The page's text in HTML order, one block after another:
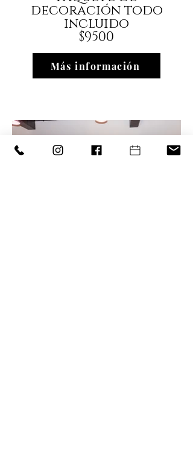
decoración todo
incluido
$9500
Más información